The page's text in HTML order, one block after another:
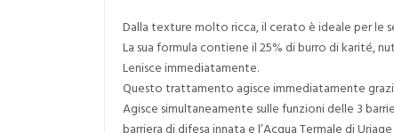
Dalla texture molto ricca, il cerato è ideale per le
La sua formula contiene il 25% di burro di karité,
Lenisce immediatamente.
Questo trattamento agisce immediatamente
Agisce simultaneamente sulle funzioni delle 3
barriera di difesa innata e l’Acqua Termale di